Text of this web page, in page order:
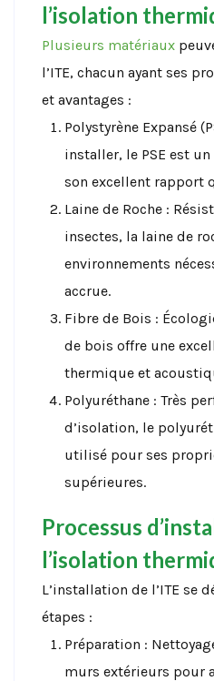
l’isolation
Plusieurs matériaux
l’ITE, chacun ayant ses
et avantages :
Polystyrène Expansé
installer, le PSE est
son excellent rapport
Laine de Roche :
insectes, la laine de
environnements
accrue.
Fibre de Bois :
de bois offre une
thermique et
Polyuréthane : Très
d’isolation, le
utilisé pour ses
supérieures.
Processus
l’isolation
L’installation de l’ITE se
étapes :
Préparation :
murs extérieurs pour